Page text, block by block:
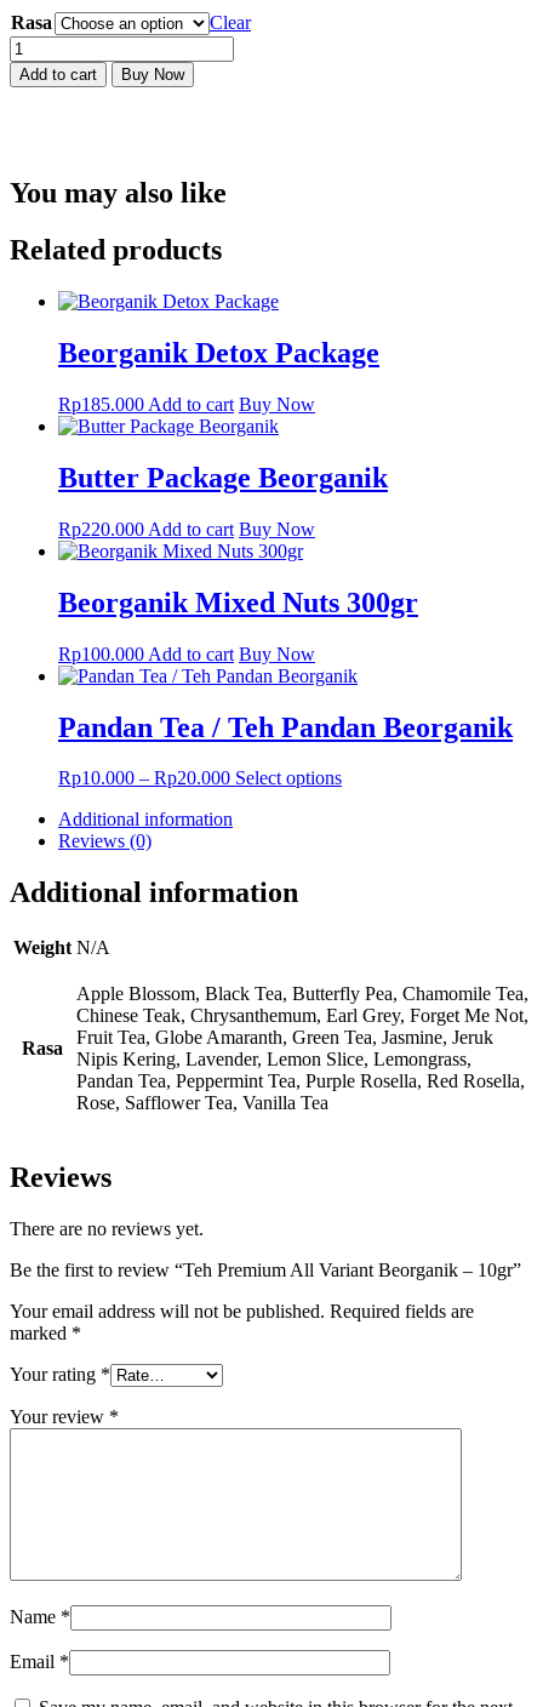
Rasa
Clear
Teh
Premium
All
quantity
Add to cart Buy Now
You may also like
Related products
Beorganik Detox Package
Rp185.000 Add to cart Buy Now
Butter Package Beorganik
Rp220.000 Add to cart Buy Now
Beorganik Mixed Nuts 300gr
Rp100.000 Add to cart Buy Now
Pandan Tea / Teh Pandan Beorganik
Rp10.000 – Rp20.000 Select optionsThis
on
the
product
page
Additional information
Reviews (0)
Additional information
Weight N/A
Rasa
Apple Blossom, Black Tea, Butterfly Pea, Chamomile Tea,
Chinese Teak, Chrysanthemum, Earl Grey, Forget Me Not,
Fruit Tea, Globe Amaranth, Green Tea, Jasmine, Jeruk
Nipis Kering, Lavender, Lemon Slice, Lemongrass,
Pandan Tea, Peppermint Tea, Purple Rosella, Red Rosella,
Rose, Safflower Tea, Vanilla Tea
Reviews
There are no reviews yet.
Be the first to review “Teh Premium All Variant Beorganik – 10gr”
Your email address will not be published. Required fields are
marked *
Your rating *
Your review *
Name *
Email *